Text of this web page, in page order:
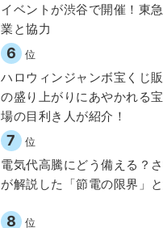
イベントが渋谷で開催！東
業と協力
6 位
ハロウィンジャンボ宝くじ
の盛り上がりにあやかれる
場の目利き人が紹介！
7 位
電気代高騰にどう備える？
が解説した「節電の限界」
8 位